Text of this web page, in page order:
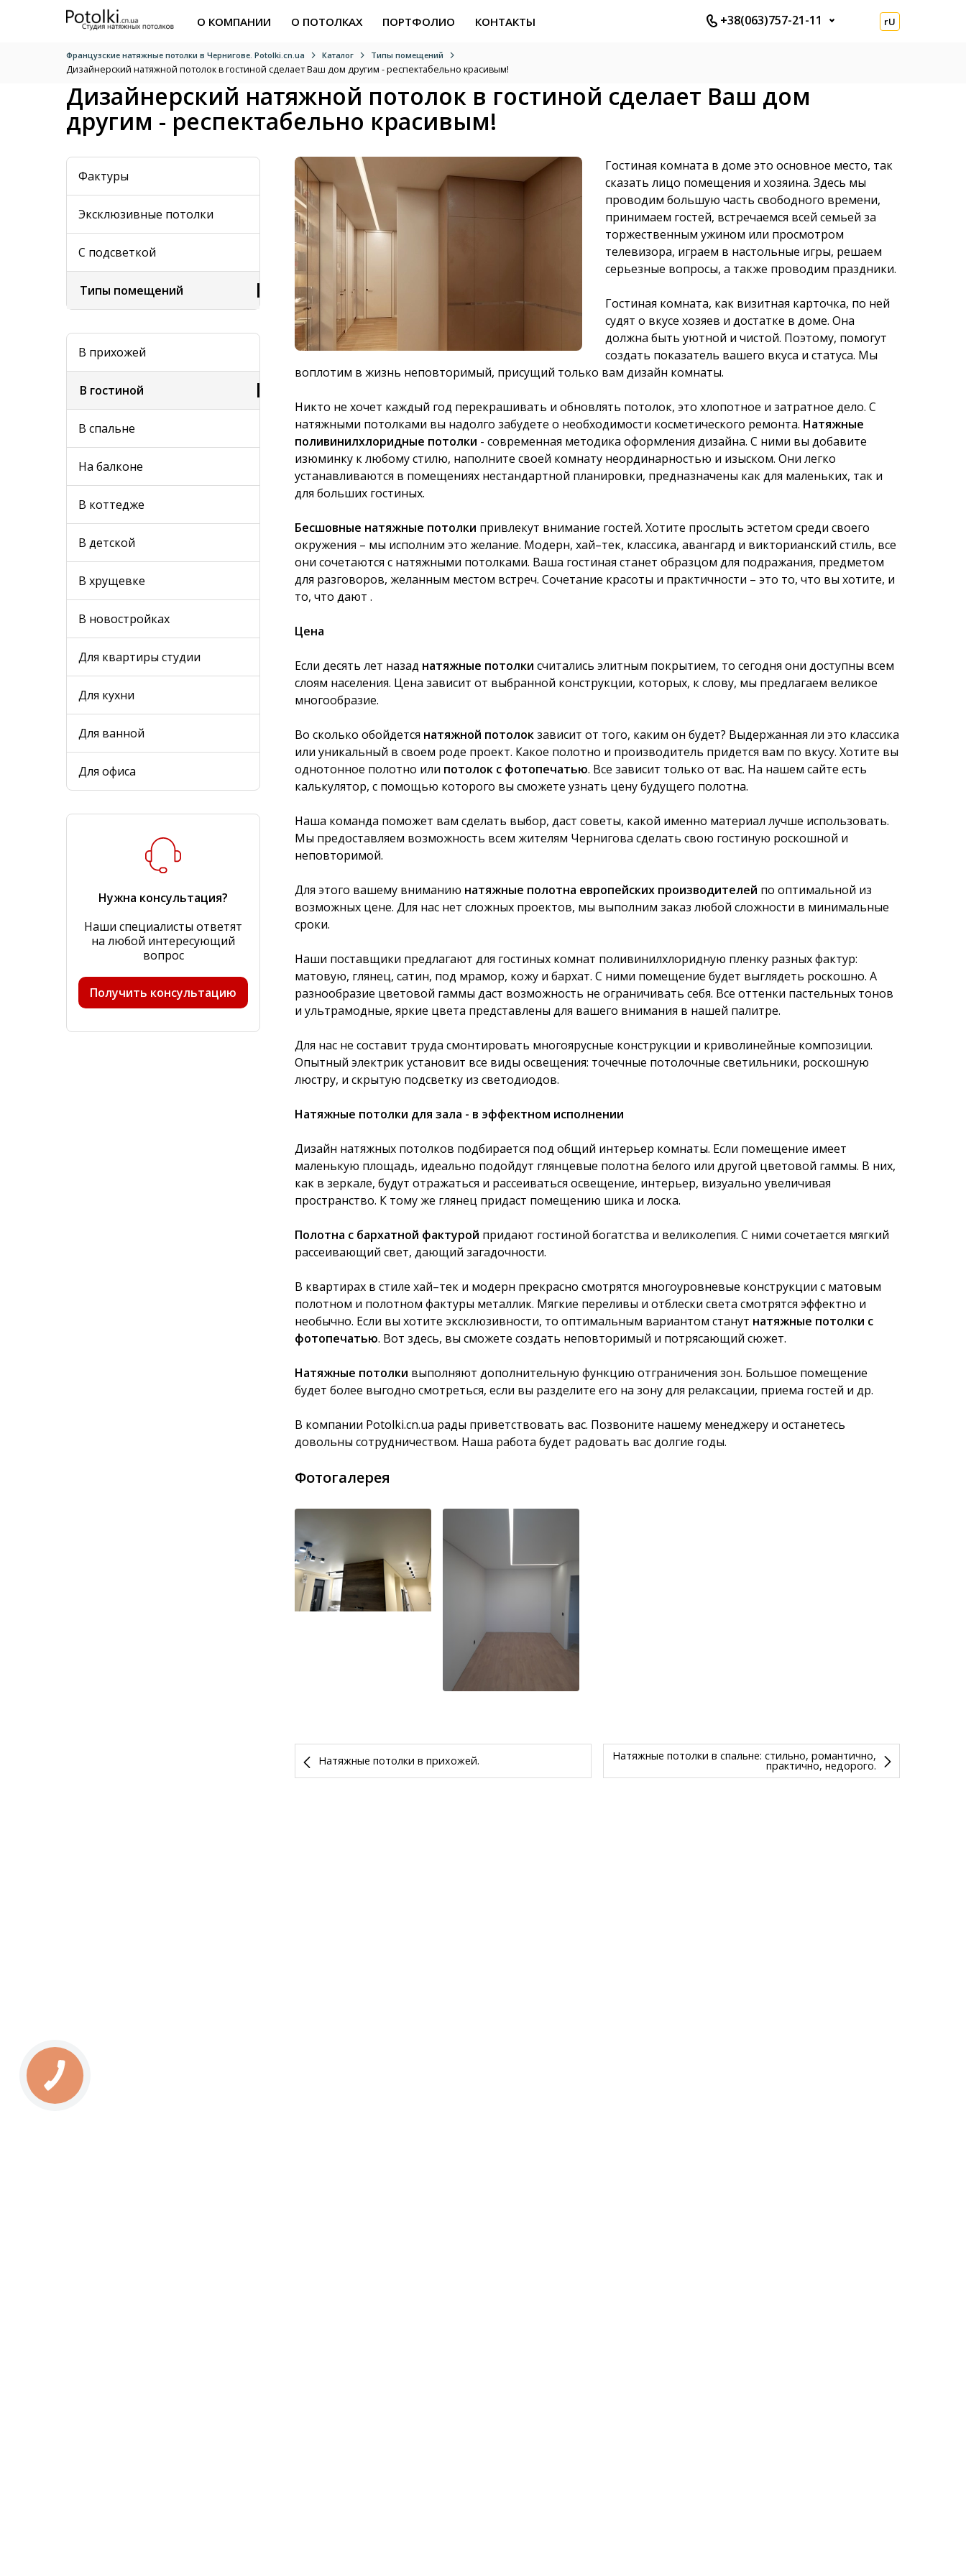
О КОМПАНИИ О ПОТОЛКАХ ПОРТФОЛИО КОНТАКТЫ +38(063)757-21-11 rU
Французские натяжные потолки в Чернигове. Potolki.cn.ua Каталог Типы помещений
Дизайнерский натяжной потолок в гостиной сделает Ваш дом другим - респектабельно красивым!
Дизайнерский натяжной потолок в гостиной сделает Ваш дом
другим - респектабельно красивым!
Гостиная комната в доме это основное место, так
сказать лицо помещения и хозяина. Здесь мы
проводим большую часть свободного времени,
принимаем гостей, встречаемся всей семьей за
торжественным ужином или просмотром
телевизора, играем в настольные игры, решаем
серьезные вопросы, а также проводим праздники.
Гостиная комната, как визитная карточка, по ней
судят о вкусе хозяев и достатке в доме. Она
должна быть уютной и чистой. Поэтому, помогут
создать показатель вашего вкуса и статуса. Мы
воплотим в жизнь неповторимый, присущий только вам дизайн комнаты.
Никто не хочет каждый год перекрашивать и обновлять потолок, это хлопотное и затратное дело. С
натяжными потолками вы надолго забудете о необходимости косметического ремонта. Натяжные
поливинилхлоридные потолки - современная методика оформления дизайна. С ними вы добавите
изюминку к любому стилю, наполните своей комнату неординарностью и изыском. Они легко
устанавливаются в помещениях нестандартной планировки, предназначены как для маленьких, так и
для больших гостиных.
Бесшовные натяжные потолки привлекут внимание гостей. Хотите прослыть эстетом среди своего
окружения – мы исполним это желание. Модерн, хай–тек, классика, авангард и викторианский стиль, все
они сочетаются с натяжными потолками. Ваша гостиная станет образцом для подражания, предметом
для разговоров, желанным местом встреч. Сочетание красоты и практичности – это то, что вы хотите, и
то, что дают .
Цена
Если десять лет назад натяжные потолки считались элитным покрытием, то сегодня они доступны всем
слоям населения. Цена зависит от выбранной конструкции, которых, к слову, мы предлагаем великое
многообразие.
Во сколько обойдется натяжной потолокзависит от того, каким он будет? Выдержанная ли это классика
или уникальный в своем роде проект. Какое полотно и производитель придется вам по вкусу. Хотите вы
однотонное полотно или потолок с фотопечатью. Все зависит только от вас. На нашем сайте есть
калькулятор, с помощью которого вы сможете узнать цену будущего полотна.
Наша команда поможет вам сделать выбор, даст советы, какой именно материал лучше использовать.
Мы предоставляем возможность всем жителям Чернигова сделать свою гостиную роскошной и
неповторимой.
Для этого вашему вниманию натяжные полотна европейских производителей по оптимальной из
возможных цене. Для нас нет сложных проектов, мы выполним заказ любой сложности в минимальные
сроки.
Наши поставщики предлагают для гостиных комнат поливинилхлоридную пленку разных фактур:
матовую, глянец, сатин, под мрамор, кожу и бархат. С ними помещение будет выглядеть роскошно. А
разнообразие цветовой гаммы даст возможность не ограничивать себя. Все оттенки пастельных тонов
и ультрамодные, яркие цвета представлены для вашего внимания в нашей палитре.
Для нас не составит труда смонтировать многоярусные конструкции и криволинейные композиции.
Опытный электрик установит все виды освещения: точечные потолочные светильники, роскошную
люстру, и скрытую подсветку из светодиодов.
Натяжные потолки для зала - в эффектном исполнении
Дизайн натяжных потолков подбирается под общий интерьер комнаты. Если помещение имеет
маленькую площадь, идеально подойдут глянцевые полотна белого или другой цветовой гаммы. В них,
как в зеркале, будут отражаться и рассеиваться освещение, интерьер, визуально увеличивая
пространство. К тому же глянец придаст помещению шика и лоска.
Полотна с бархатной фактурой придают гостиной богатства и великолепия. С ними сочетается мягкий
рассеивающий свет, дающий загадочности.
В квартирах в стиле хай–тек и модерн прекрасно смотрятся многоуровневые конструкции с матовым
полотном и полотном фактуры металлик. Мягкие переливы и отблески света смотрятся эффектно и
необычно. Если вы хотите эксклюзивности, то оптимальным вариантом станут натяжные потолки с
фотопечатью. Вот здесь, вы сможете создать неповторимый и потрясающий сюжет.
Натяжные потолки выполняют дополнительную функцию отграничения зон. Большое помещение
будет более выгодно смотреться, если вы разделите его на зону для релаксации, приема гостей и др.
В компании Potolki.cn.ua рады приветствовать вас. Позвоните нашему менеджеру и останетесь
довольны сотрудничеством. Наша работа будет радовать вас долгие годы.
Фотогалерея
Натяжные потолки в прихожей. Натяжные потолки в спальне: стильно, романтично,
практично, недорого.
Фактуры
Эксклюзивные потолки
С подсветкой
Типы помещений
В прихожей
В гостиной
В спальне
На балконе
В коттедже
В детской
В хрущевке
В новостройках
Для квартиры студии
Для кухни
Для ванной
Для офиса
Нужна консультация?
Наши специалисты ответят
на любой интересующий
вопрос
Получить консультацию